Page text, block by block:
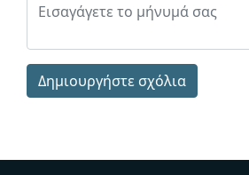
Δημιουργήστε σχόλια